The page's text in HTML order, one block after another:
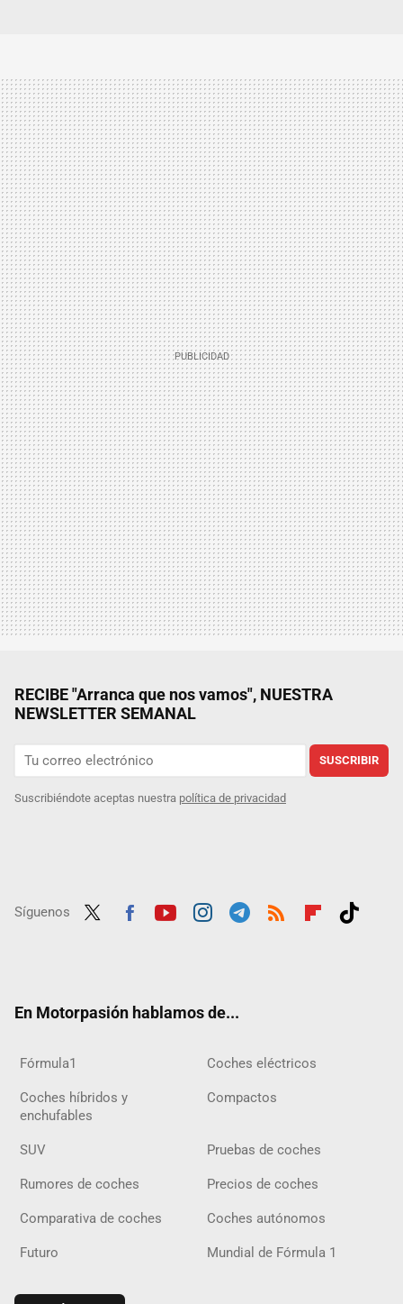
RECIBE "Arranca que nos vamos", NUESTRA
NEWSLETTER SEMANAL
SUSCRIBIR
Suscribiéndote aceptas nuestra política de privacidad
Síguenos
En Motorpasión hablamos de...
Fórmula1 Coches eléctricos
Coches híbridos y
enchufables
Compactos
SUV Pruebas de coches
Rumores de coches Precios de coches
Comparativa de coches Coches autónomos
Futuro Mundial de Fórmula 1